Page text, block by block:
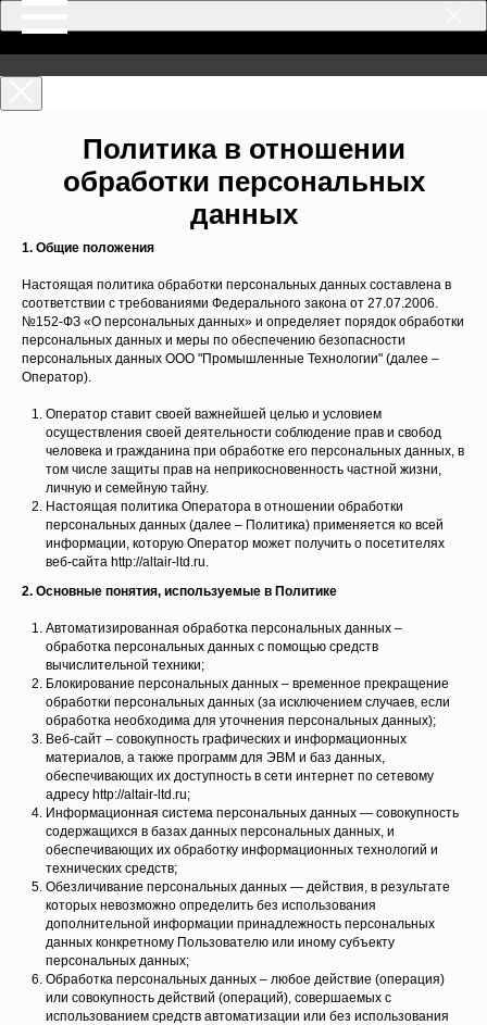
Политика в отношении
обработки персональных
данных
1. Общие положения
Настоящая политика обработки персональных данных составлена в
соответствии с требованиями Федерального закона от 27.07.2006.
№152-ФЗ «О персональных данных» и определяет порядок обработки
персональных данных и меры по обеспечению безопасности
персональных данных ООО "Промышленные Технологии" (далее –
Оператор).
Оператор ставит своей важнейшей целью и условием
осуществления своей деятельности соблюдение прав и свобод
человека и гражданина при обработке его персональных данных, в
том числе защиты прав на неприкосновенность частной жизни,
личную и семейную тайну.
Настоящая политика Оператора в отношении обработки
персональных данных (далее – Политика) применяется ко всей
информации, которую Оператор может получить о посетителях
веб-сайта http://altair-ltd.ru.
2. Основные понятия, используемые в Политике
Автоматизированная обработка персональных данных –
обработка персональных данных с помощью средств
вычислительной техники;
Блокирование персональных данных – временное прекращение
обработки персональных данных (за исключением случаев, если
обработка необходима для уточнения персональных данных);
Веб-сайт – совокупность графических и информационных
материалов, а также программ для ЭВМ и баз данных,
обеспечивающих их доступность в сети интернет по сетевому
адресу http://altair-ltd.ru;
Информационная система персональных данных — совокупность
содержащихся в базах данных персональных данных, и
обеспечивающих их обработку информационных технологий и
технических средств;
Обезличивание персональных данных — действия, в результате
которых невозможно определить без использования
дополнительной информации принадлежность персональных
данных конкретному Пользователю или иному субъекту
персональных данных;
Обработка персональных данных – любое действие (операция)
или совокупность действий (операций), совершаемых с
использованием средств автоматизации или без использования